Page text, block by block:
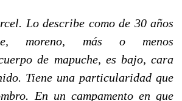
Lo describe como de 30 años
moreno, más o menos
de mapuche, es bajo, cara
Tiene una particularidad que
En un campamento en que